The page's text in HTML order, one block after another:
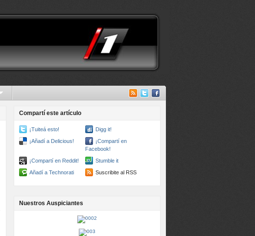
Compartí este artículo
¡Tuiteá esto!
Digg it!
¡Añadí a Delicious!
¡Compartí en
Facebook!
¡Compartí en Reddit!
Stumble it
Añadí a Technorati
Suscribite al RSS
Nuestros Auspiciantes